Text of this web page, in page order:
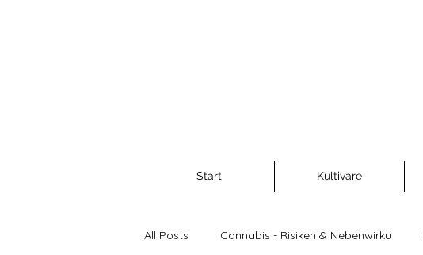
Start Kultivare
All Posts Cannabis - Risiken & Nebenwirku